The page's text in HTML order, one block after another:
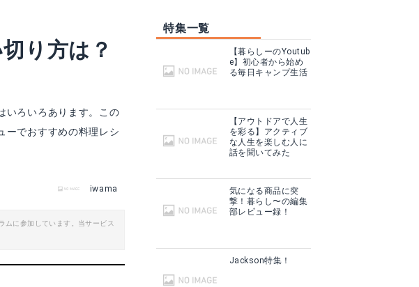
り方は？
いろいろあります。この
ーでおすすめの料理レシ
iwama
ムに参加しています。当サービス
特集一覧
【暮らしーのYoutub
e】初心者から始め
る毎日キャンプ生活
【アウトドアで人生
を彩る】アクティブ
な人生を楽しむ人に
話を聞いてみた
気になる商品に突
撃！暮らし〜の編集
部レビュー録！
Jackson特集！